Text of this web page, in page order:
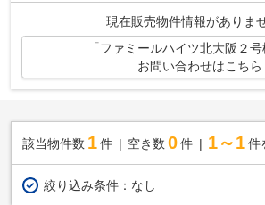
現在販売物件情報がありませ
「ファミールハイツ北大阪２
お問い合わせはこちら
該当物件数 1件 空き数 0 件 1～1 件
絞り込み条件： なし